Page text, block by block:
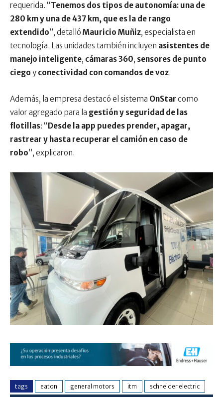
requerida. “Tenemos dos tipos de autonomía: una de
280 km y una de 437 km, que es la de rango
extendido”, detalló Mauricio Muñiz, especialista en
tecnología. Las unidades también incluyen asistentes de
manejo inteligente, cámaras 360, sensores de punto
ciego y conectividad con comandos de voz.
Además, la empresa destacó el sistema OnStar como
valor agregado para la gestión y seguridad de las
flotillas: “ Desde la app puedes prender, apagar,
rastrear y hasta recuperar el camión en caso de
robo”, explicaron.
tags eaton general motors itm schneider electric